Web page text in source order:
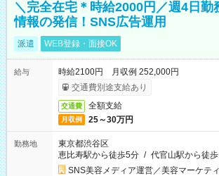
＼完全在宅＊時給2000円／週4日勤
情報の発信！SNS広告運用
派遣 WEB登録・面接OK
給与
時給2100円 月収例 252,000円
交通費別途支給あり
交通費 全額支給
月収例 25～30万円
勤務地
東京都渋谷区
恵比寿駅から徒歩5分 / 代官山駅から徒
SNS美容メディア運営／美容マーケテ